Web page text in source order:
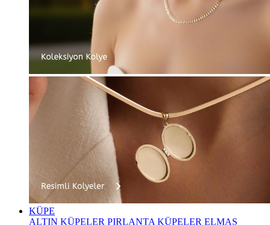
KÜPE
ALTIN KÜPELER PIRLANTA KÜPELER ELMAS